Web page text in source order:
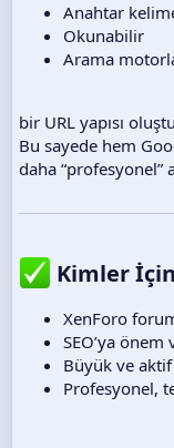
Anahtar
Okunabilir
Arama
bir URL yapısı
Bu sayede hem
daha “profesyonel”
Kimler
XenForo
SEO’ya
Büyük ve
Profesyonel,